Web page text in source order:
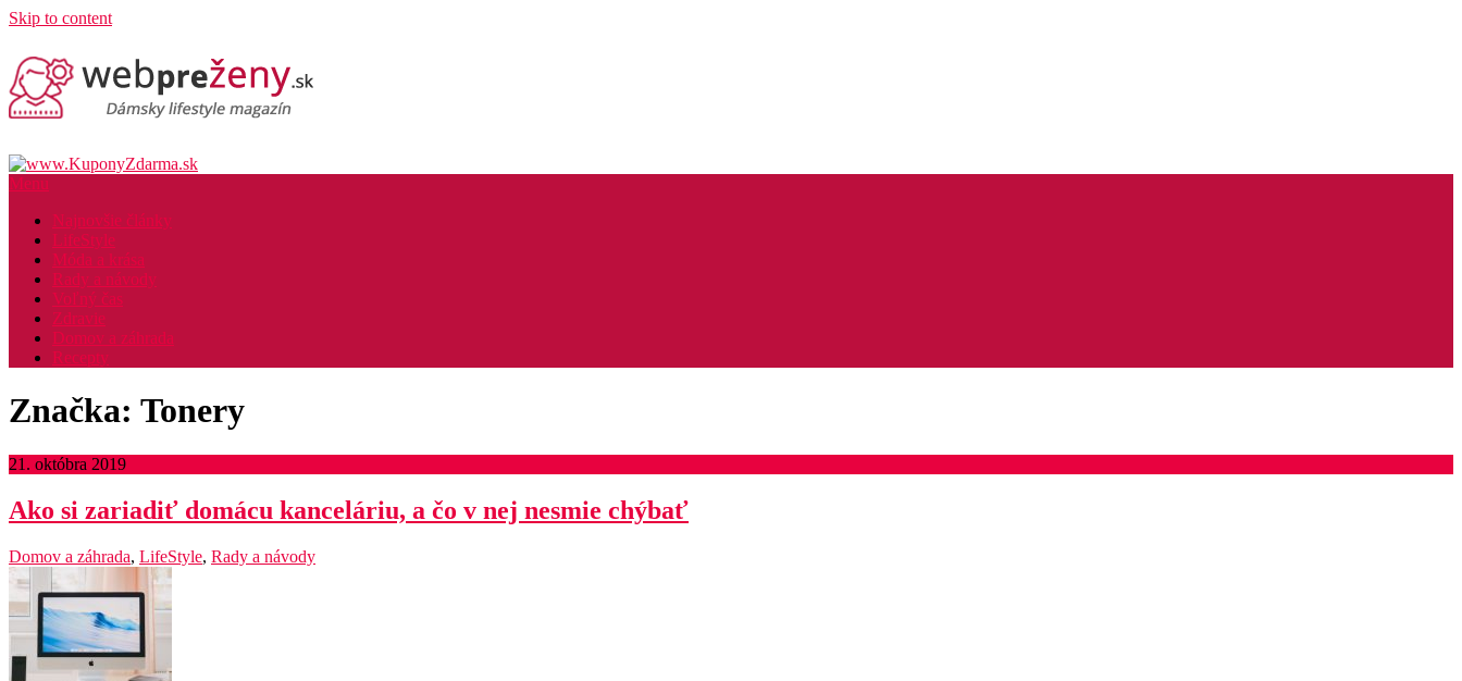
Skip to content
Menu
Najnovšie články
LifeStyle
Móda a krása
Rady a návody
Voľný čas
Zdravie
Domov a záhrada
Recepty
Značka: Tonery
21. októbra 2019
Ako si zariadiť domácu kanceláriu, a čo v nej nesmie chýbať
Domov a záhrada, LifeStyle, Rady a návody